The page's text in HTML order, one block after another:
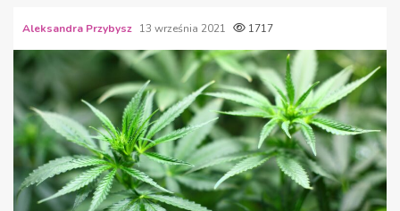
Aleksandra Przybysz 13 września 2021 1717